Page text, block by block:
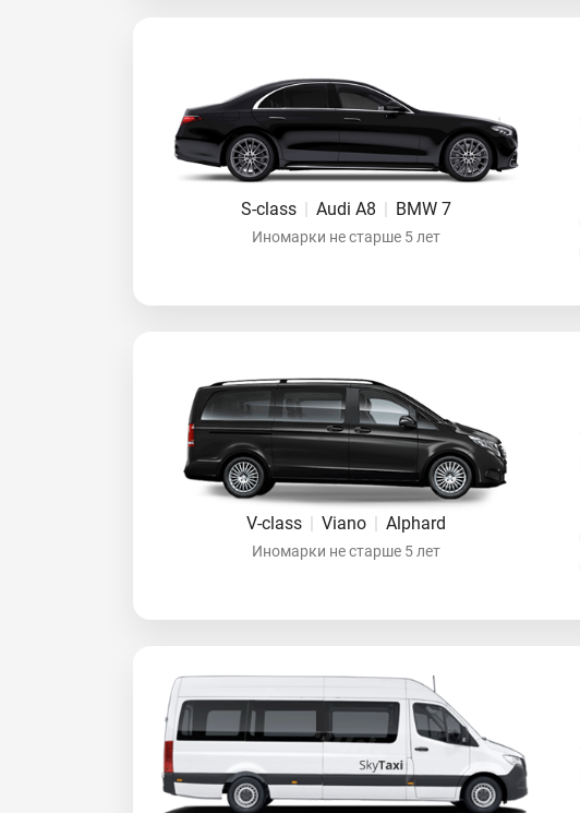
S-class | Audi A8 | BMW 7
Иномарки не старше 5 лет
V-class | Viano | Alphard
Иномарки не старше 5 лет